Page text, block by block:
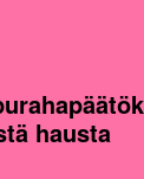
hausta